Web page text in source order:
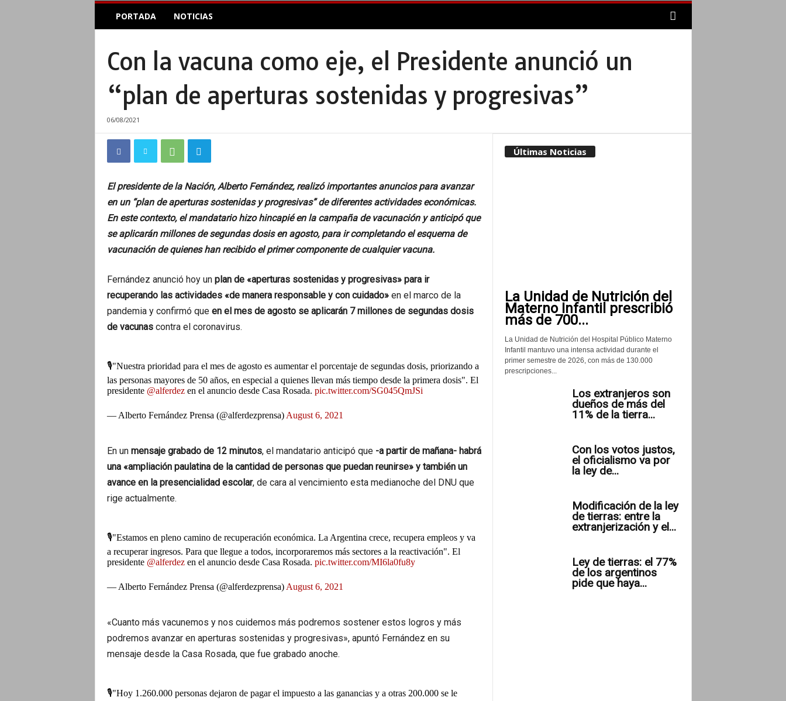
E
A
PORTADA NOTICIAS
Con la vacuna como eje, el Presidente anunció un
“plan de aperturas sostenidas y progresivas”
06/08/2021
El presidente de la Nación, Alberto Fernández, realizó importantes anuncios para avanzar
en un “plan de aperturas sostenidas y progresivas” de diferentes actividades económicas.
En este contexto, el mandatario hizo hincapié en la campaña de vacunación y anticipó que
se aplicarán millones de segundas dosis en agosto, para ir completando el esquema de
vacunación de quienes han recibido el primer componente de cualquier vacuna.
Fernández anunció hoy un plan de «aperturas sostenidas y progresivas» para ir
recuperando las actividades «de manera responsable y con cuidado»en el marco de la
pandemia y confirmó que en el mes de agosto se aplicarán 7 millones de segundas dosis
de vacunascontra el coronavirus.
🎙"Nuestra prioridad para el mes de agosto es aumentar el porcentaje de segundas dosis, priorizando a
las personas mayores de 50 años, en especial a quienes llevan más tiempo desde la primera dosis". El
presidente @alferdezen el anuncio desde Casa Rosada. pic.twitter.com/SG045QmJSi
— Alberto Fernández Prensa (@alferdezprensa) August 6, 2021
En un mensaje grabado de 12 minutos, el mandatario anticipó que -a partir de mañana- habrá
una «ampliación paulatina de la cantidad de personas que puedan reunirse» y también un
avance en la presencialidad escolar, de cara al vencimiento esta medianoche del DNU que
rige actualmente.
🎙"Estamos en pleno camino de recuperación económica. La Argentina crece, recupera empleos y va
a recuperar ingresos. Para que llegue a todos, incorporaremos más sectores a la reactivación". El
presidente @alferdezen el anuncio desde Casa Rosada. pic.twitter.com/MI6la0fu8y
— Alberto Fernández Prensa (@alferdezprensa) August 6, 2021
«Cuanto más vacunemos y nos cuidemos más podremos sostener estos logros y más
podremos avanzar en aperturas sostenidas y progresivas», apuntó Fernández en su
mensaje desde la Casa Rosada, que fue grabado anoche.
🎙"Hoy 1.260.000 personas dejaron de pagar el impuesto a las ganancias y a otras 200.000 se le
Últimas Noticias
La Unidad de Nutrición del
Materno Infantil prescribió
más de 700...
La Unidad de Nutrición del Hospital Público Materno
Infantil mantuvo una intensa actividad durante el
primer semestre de 2026, con más de 130.000
prescripciones...
Los extranjeros son
dueños de más del
11% de la tierra...
Con los votos justos,
el oficialismo va por
la ley de...
Modificación de la ley
de tierras: entre la
extranjerización y el...
Ley de tierras: el 77%
de los argentinos
pide que haya...